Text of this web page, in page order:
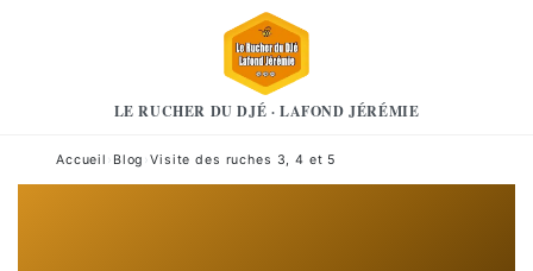
LE RUCHER DU DJÉ · LAFOND JÉRÉMIE
Accueil › Blog ›Visite des ruches 3, 4 et 5